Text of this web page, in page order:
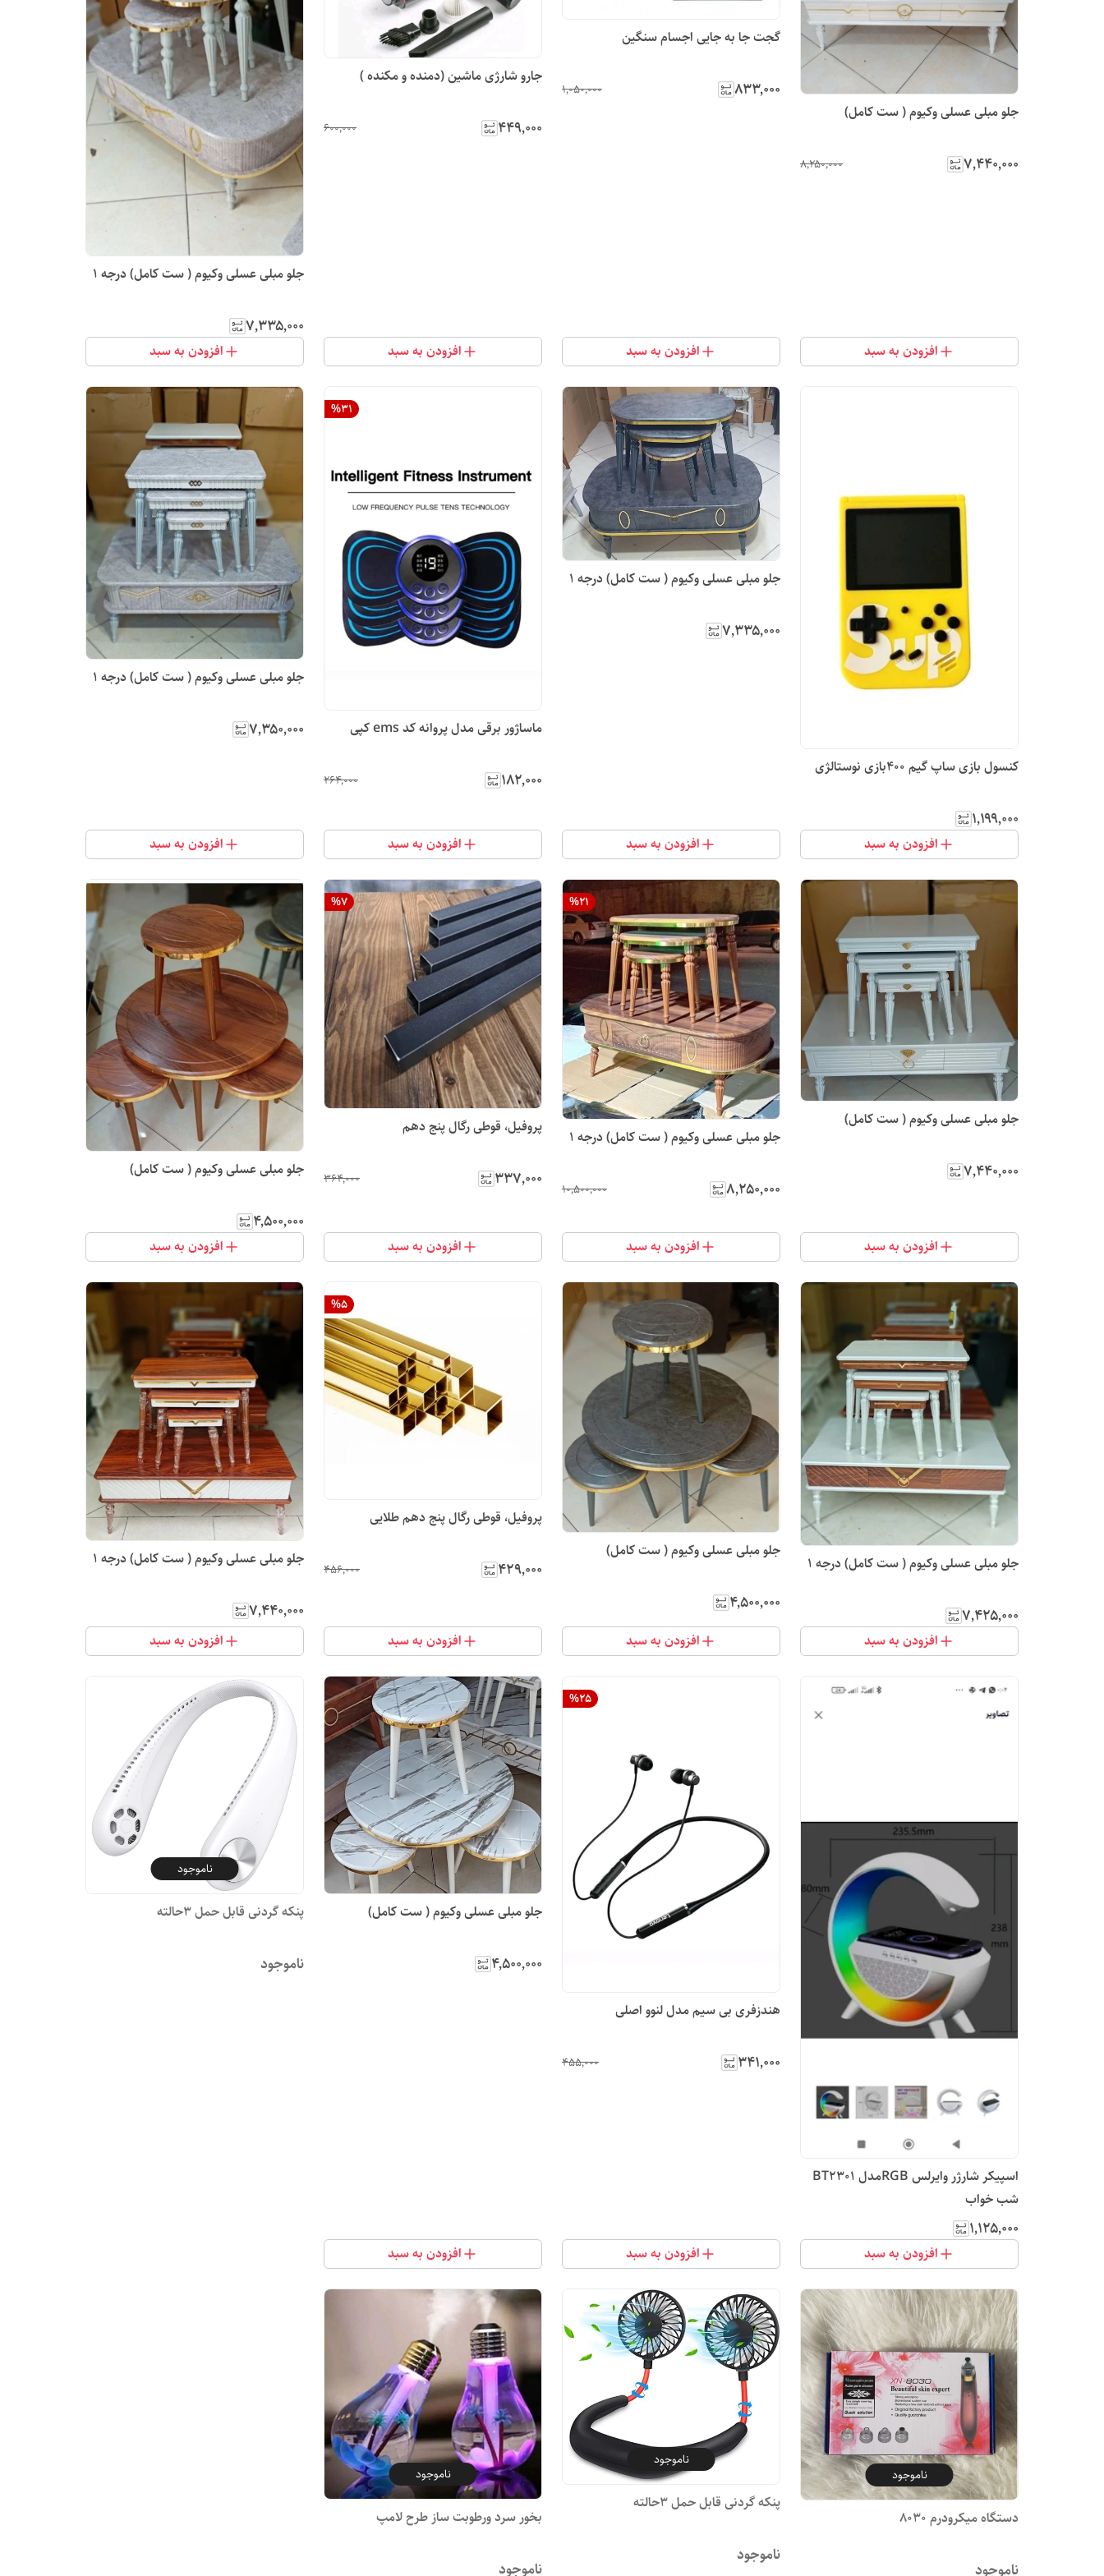
جلو مبلی عسلی وکیوم ( ست کامل)
۷٬۴۴۰٬۰۰۰ ۸٬۲۵۰٬۰۰۰
افزودن به سبد
گجت جا به جایی اجسام سنگین
۸۳۳٬۰۰۰ ۱٬۰۵۰٬۰۰۰
افزودن به سبد
جارو شارژی ماشین (دمنده و مکنده )
۴۴۹٬۰۰۰ ۶۰۰٬۰۰۰
افزودن به سبد
جلو مبلی عسلی وکیوم ( ست کامل) درجه 1
۷٬۳۳۵٬۰۰۰
افزودن به سبد
کنسول بازی ساپ گیم 400بازی نوستالژی
۱٬۱۹۹٬۰۰۰
افزودن به سبد
جلو مبلی عسلی وکیوم ( ست کامل) درجه 1
۷٬۳۳۵٬۰۰۰
افزودن به سبد
%31
ماساژور برقی مدل پروانه کد ems کپی
۱۸۲٬۰۰۰ ۲۶۴٬۰۰۰
افزودن به سبد
جلو مبلی عسلی وکیوم ( ست کامل) درجه 1
۷٬۳۵۰٬۰۰۰
افزودن به سبد
جلو مبلی عسلی وکیوم ( ست کامل)
۷٬۴۴۰٬۰۰۰
افزودن به سبد
%21
جلو مبلی عسلی وکیوم ( ست کامل) درجه 1
۸٬۲۵۰٬۰۰۰ ۱۰٬۵۰۰٬۰۰۰
افزودن به سبد
%7
پروفیل، قوطی رگال پنج دهم
۳۳۷٬۰۰۰ ۳۶۴٬۰۰۰
افزودن به سبد
جلو مبلی عسلی وکیوم ( ست کامل)
۴٬۵۰۰٬۰۰۰
افزودن به سبد
جلو مبلی عسلی وکیوم ( ست کامل) درجه 1
۷٬۴۲۵٬۰۰۰
افزودن به سبد
جلو مبلی عسلی وکیوم ( ست کامل)
۴٬۵۰۰٬۰۰۰
افزودن به سبد
%5
پروفیل، قوطی رگال پنج دهم طلایی
۴۲۹٬۰۰۰ ۴۵۶٬۰۰۰
افزودن به سبد
جلو مبلی عسلی وکیوم ( ست کامل) درجه 1
۷٬۴۴۰٬۰۰۰
افزودن به سبد
اسپیکر شارژر وایرلس RGBمدل BT2301
شب خواب
۱٬۱۲۵٬۰۰۰
افزودن به سبد
%25
هندزفری بی سیم مدل لنوو اصلی
۳۴۱٬۰۰۰ ۴۵۵٬۰۰۰
افزودن به سبد
جلو مبلی عسلی وکیوم ( ست کامل)
۴٬۵۰۰٬۰۰۰
افزودن به سبد
ناموجود
پنکه گردنی قابل حمل 3حالته
ناموجود
ناموجود
دستگاه میکرودرم 8030
ناموجود
ناموجود
پنکه گردنی قابل حمل 3حالته
ناموجود
ناموجود
بخور سرد ورطوبت ساز طرح لامپ
ناموجود